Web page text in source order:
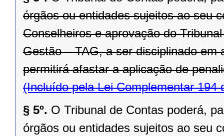
órgãos ou entidades sujeitos ao seu
Conselheiros e aprovação do
Gestão – TAG, a ser disciplinado
permitirá afastar a aplicação de
(Incluído pela Lei Complementar 194
§ 5º. O Tribunal de Contas poderá,
órgãos ou entidades sujeitos ao seu